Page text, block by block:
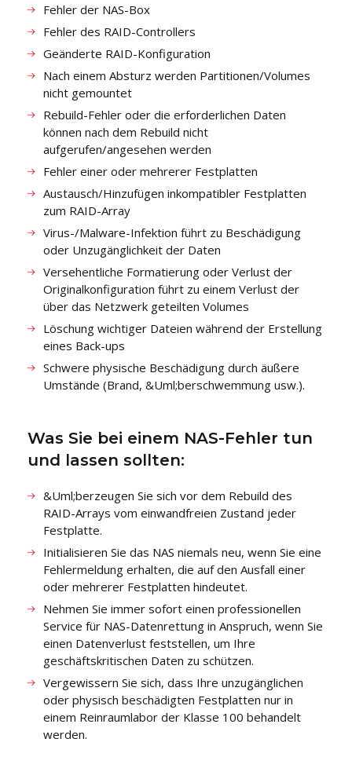
Fehler der NAS-Box
Fehler des RAID-Controllers
Geänderte RAID-Konfiguration
Nach einem Absturz werden Partitionen/Volumes
nicht gemountet
Rebuild-Fehler oder die erforderlichen Daten
können nach dem Rebuild nicht
aufgerufen/angesehen werden
Fehler einer oder mehrerer Festplatten
Austausch/Hinzufügen inkompatibler Festplatten
zum RAID-Array
Virus-/Malware-Infektion führt zu Beschädigung
oder Unzugänglichkeit der Daten
Versehentliche Formatierung oder Verlust der
Originalkonfiguration führt zu einem Verlust der
über das Netzwerk geteilten Volumes
Löschung wichtiger Dateien während der Erstellung
eines Back-ups
Schwere physische Beschädigung durch äußere
Umstände (Brand, &Uml;berschwemmung usw.).
Was Sie bei einem NAS-Fehler tun
und lassen sollten:
&Uml;berzeugen Sie sich vor dem Rebuild des
RAID-Arrays vom einwandfreien Zustand jeder
Festplatte.
Initialisieren Sie das NAS niemals neu, wenn Sie eine
Fehlermeldung erhalten, die auf den Ausfall einer
oder mehrerer Festplatten hindeutet.
Nehmen Sie immer sofort einen professionellen
Service für NAS-Datenrettung in Anspruch, wenn Sie
einen Datenverlust feststellen, um Ihre
geschäftskritischen Daten zu schützen.
Vergewissern Sie sich, dass Ihre unzugänglichen
oder physisch beschädigten Festplatten nur in
einem Reinraumlabor der Klasse 100 behandelt
werden.